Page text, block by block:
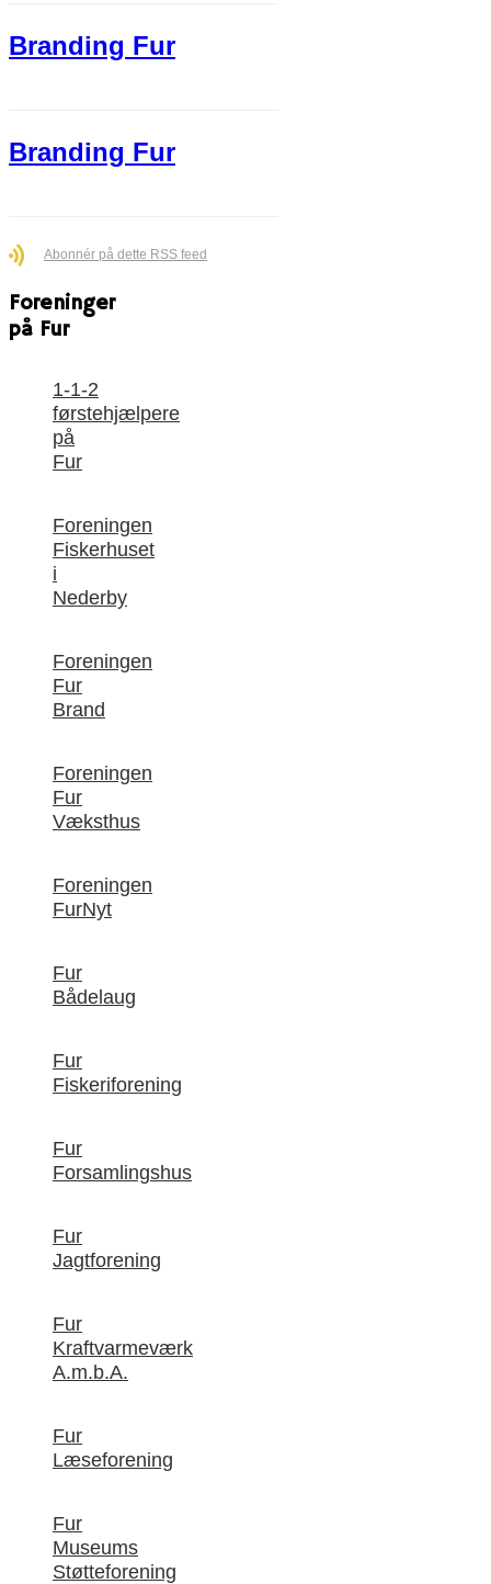
Branding Fur
Branding Fur
Abonnér på dette RSS feed
Foreninger
på Fur
1-1-2
førstehjælpere
på
Fur
Foreningen
Fiskerhuset
i
Nederby
Foreningen
Fur
Brand
Foreningen
Fur
Væksthus
Foreningen
FurNyt
Fur
Bådelaug
Fur
Fiskeriforening
Fur
Forsamlingshus
Fur
Jagtforening
Fur
Kraftvarmeværk
A.m.b.A.
Fur
Læseforening
Fur
Museums
Støtteforening